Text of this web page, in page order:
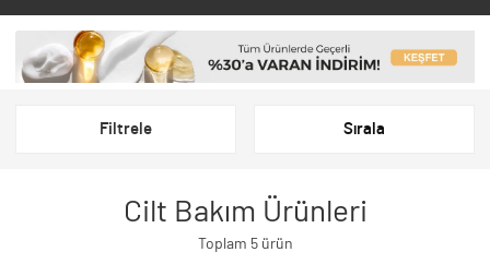
Filtrele Sırala
Cilt Bakım Ürünleri
Toplam 5 ürün